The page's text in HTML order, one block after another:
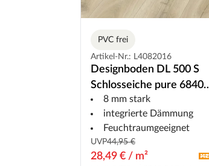
PVC frei
Artikel-Nr.: L4082016
Designboden DL 500 S
Schlosseiche pure 6840
Landhausdiele
8 mm stark
integrierte Dämmung
Feuchtraumgeeignet
UVP44,95 €
28,49 € / m²